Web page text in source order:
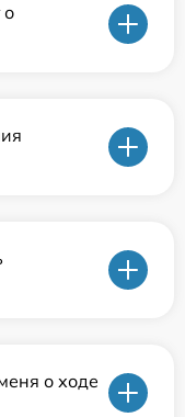
о
о ходе